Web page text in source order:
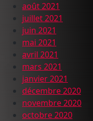
août 2021
juillet 2021
juin 2021
mai 2021
avril 2021
mars 2021
janvier 2021
décembre 2020
novembre 2020
octobre 2020